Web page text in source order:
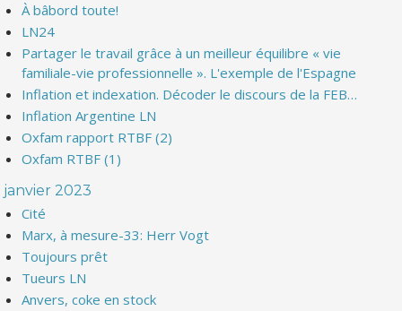
À bâbord toute!
LN24
Partager le travail grâce à un meilleur équilibre « vie
familiale-vie professionnelle ». L'exemple de l'Espagne
Inflation et indexation. Décoder le discours de la FEB…
Inflation Argentine LN
Oxfam rapport RTBF (2)
Oxfam RTBF (1)
janvier 2023
Cité
Marx, à mesure-33: Herr Vogt
Toujours prêt
Tueurs LN
Anvers, coke en stock